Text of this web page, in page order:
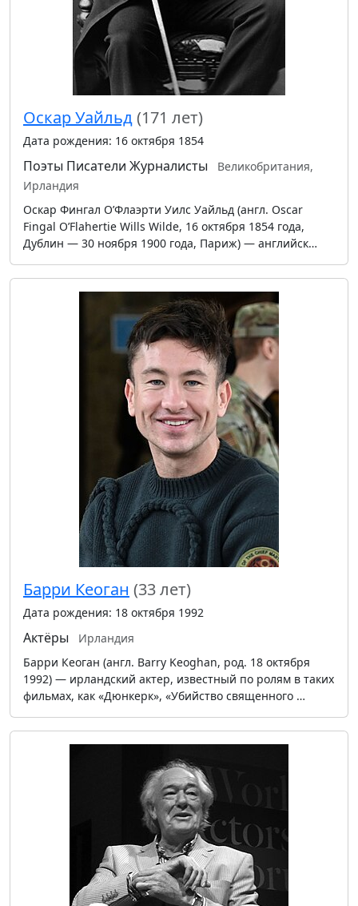
Оскар Уайльд(171 лет)
Дата рождения: 16 октября 1854
Поэты Писатели Журналисты
Великобритания,
Ирландия
Оскар Фингал О’Флаэрти Уилс Уайльд (англ. Oscar
Fingal O’Flahertie Wills Wilde, 16 октября 1854 года,
Дублин — 30 ноября 1900 года, Париж) — английск…
Барри Кеоган (33 лет)
Дата рождения: 18 октября 1992
Актёры
Ирландия
Барри Кеоган (англ. Barry Keoghan, род. 18 октября
1992) — ирландский актер, известный по ролям в таких
фильмах, как «Дюнкерк», «Убийство священного …